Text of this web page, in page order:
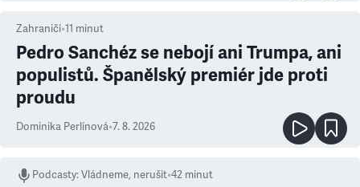
Zahraničí•11 minut
Pedro Sanchéz se nebojí ani Trumpa, ani
populistů. Španělský premiér jde proti
proudu
Dominika Perlínová•7. 8. 2026
Podcasty:Vládneme, nerušit•42 minut